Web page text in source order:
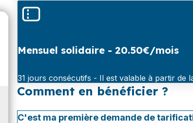
Mensuel solidaire - 20.50€/mois
31 jours consécutifs - Il est valable à partir de
Comment en bénéficier ?
C'est ma première demande de